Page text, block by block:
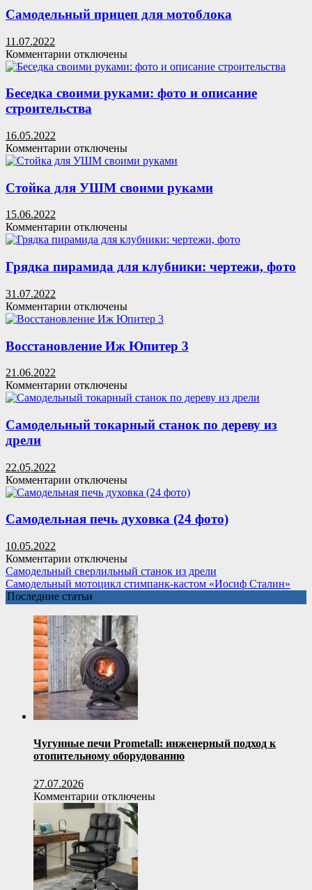
самоделка
пикап
ГАЗ-53:
фото
описание
сборки
Самодельный прицеп для мотоблока
11.07.2022
Комментарии к
записи
прицеп
мотоблока
отключены
Беседка своими руками: фото и описание
строительства
16.05.2022
Комментарии к
записи
своими
руками:
и
описание
строительства
отключены
Стойка для УШМ своими руками
15.06.2022
Комментарии к
записи
для
УШМ
отключены
Грядка пирамида для клубники: чертежи, фото
31.07.2022
Комментарии к
записи
пирамида
для
чертежи,
фото
отключены
Восстановление Иж Юпитер 3
21.06.2022
Комментарии к
записи
Иж
Юпитер
отключены
Самодельный токарный станок по дереву из
дрели
22.05.2022
Комментарии к
записи
токарный
дереву
из
дрели
отключены
Самодельная печь духовка (24 фото)
10.05.2022
Комментарии к
записи
Самодельная
печь
духовка
(24
фото)
отключены
Самодельный сверлильный станок из дрели
Самодельный мотоцикл стимпанк-кастом «Иосиф Сталин»
Последние статьи
Чугунные печи Prometall: инженерный подход к
отопительному оборудованию
27.07.2026
Комментарии к
записи
Чугунные
печи
Prometall:
инженерный
подход
к
отключены